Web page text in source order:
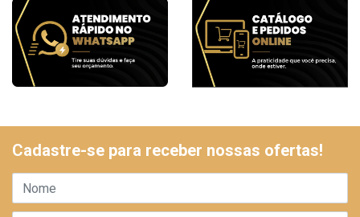
Cadastre-se para receber nossas ofertas!